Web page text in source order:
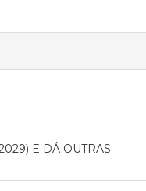
E DÁ OUTRAS